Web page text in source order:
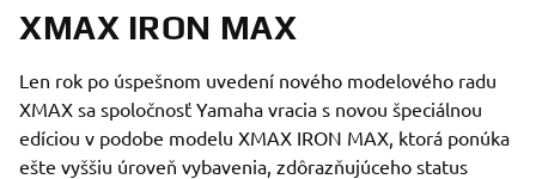
XMAX IRON MAX
Len rok po úspešnom uvedení nového modelového radu
XMAX sa spoločnosť Yamaha vracia s novou špeciálnou
edíciou v podobe modelu XMAX IRON MAX, ktorá ponúka
ešte vyššiu úroveň vybavenia, zdôrazňujúceho status